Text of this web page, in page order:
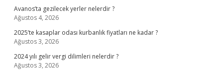
Avanos’ta gezilecek yerler nelerdir ?
Ağustos 4, 2026
2025’te kasaplar odası kurbanlık fiyatları ne kadar ?
Ağustos 3, 2026
2024 yılı gelir vergi dilimleri nelerdir ?
Ağustos 3, 2026